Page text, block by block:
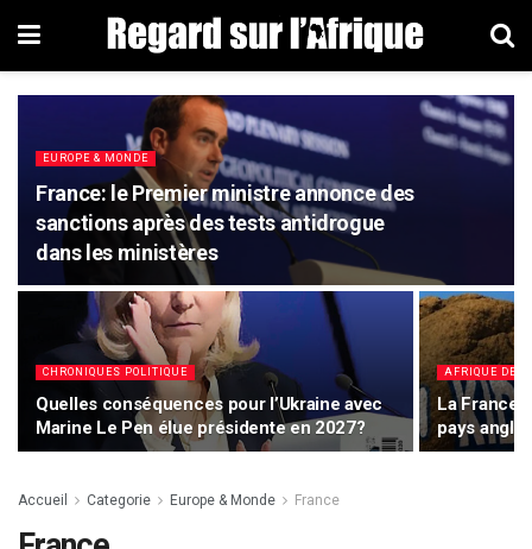
EUROPE & MONDE
France: le Premier ministre annonce des
sanctions après des tests antidrogue
dans les ministères
CHRONIQUES POLITIQUE
Quelles conséquences pour l’Ukraine avec
Marine Le Pen élue présidente en 2027?
AFRIQUE DE
La France
pays
Accueil Categorie Europe & Monde France